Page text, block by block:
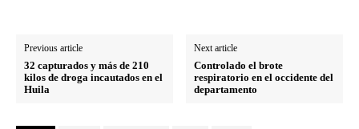
Previous article
32 capturados y más de 210
kilos de droga incautados en el
Huila
Next article
Controlado el brote
respiratorio en el occidente del
departamento